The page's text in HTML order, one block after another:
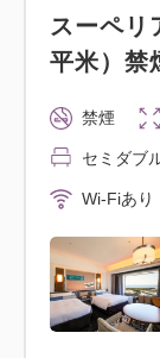
スーペリ
平米）禁
禁煙
セミダブ
Wi-Fiあり